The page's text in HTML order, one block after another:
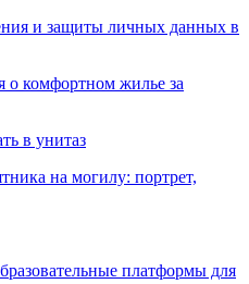
и защиты личных данных в
о комфортном жилье за
в унитаз
на могилу: портрет,
платформы для